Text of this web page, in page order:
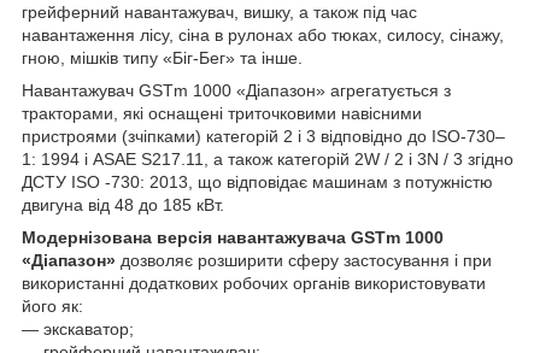
грейферний навантажувач, вишку, а також під час
навантаження лісу, сіна в рулонах або тюках, силосу, сінажу,
гною, мішків типу «Біг-Бег» та інше.
Навантажувач GSTm 1000 «Діапазон» агрегатується з
тракторами, які оснащені триточковими навісними
пристроями (зчіпками) категорій 2 і 3 відповідно до ISO-730‒
1: 1994 і ASAE S217.11, а також категорій 2W / 2 і 3N / 3 згідно
ДСТУ ISO -730: 2013, що відповідає машинам з потужністю
двигуна від 48 до 185 кВт.
Модернізована версія навантажувача GSTm 1000
«Діапазон» дозволяє розширити сферу застосування і при
використанні додаткових робочих органів використовувати
його як:
— экскаватор;